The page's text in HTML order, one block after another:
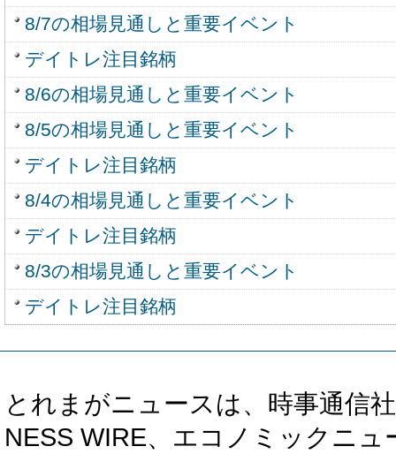
8/7の相場見通しと重要イベント
デイトレ注目銘柄
8/6の相場見通しと重要イベント
8/5の相場見通しと重要イベント
デイトレ注目銘柄
8/4の相場見通しと重要イベント
デイトレ注目銘柄
8/3の相場見通しと重要イベント
デイトレ注目銘柄
とれまがニュースは、時事通信
NESS WIRE、エコノミックニ